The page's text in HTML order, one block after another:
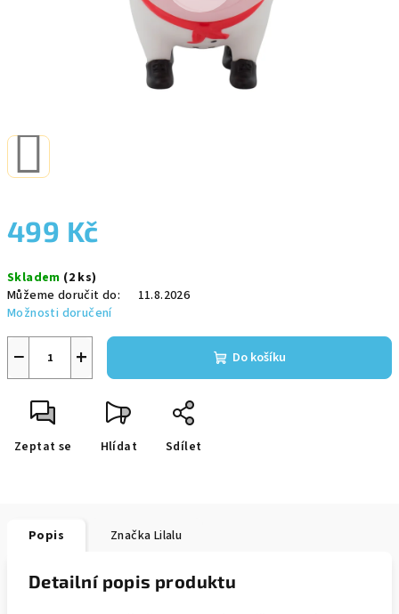
499 Kč
cena:
Skladem (2 ks)
Můžeme doručit do:
11.8.2026
Možnosti doručení
+
− Do košíku
Zeptat se Hlídat Sdílet
Popis Značka Lilalu
Detailní popis produktu